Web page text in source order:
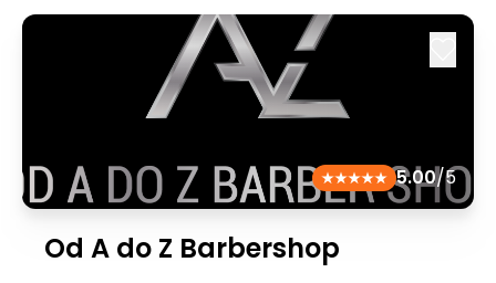
5.00/5
Od A do Z Barbershop